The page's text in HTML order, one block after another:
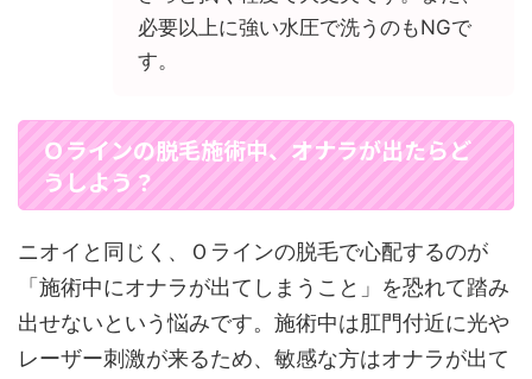
必要以上に強い水圧で洗うのもNGで
す。
Ｏラインの脱毛施術中、オナラが出たらど
うしよう？
ニオイと同じく、Ｏラインの脱毛で心配するのが
「施術中にオナラが出てしまうこと」を恐れて踏み
出せないという悩みです。施術中は肛門付近に光や
レーザー刺激が来るため、敏感な方はオナラが出て